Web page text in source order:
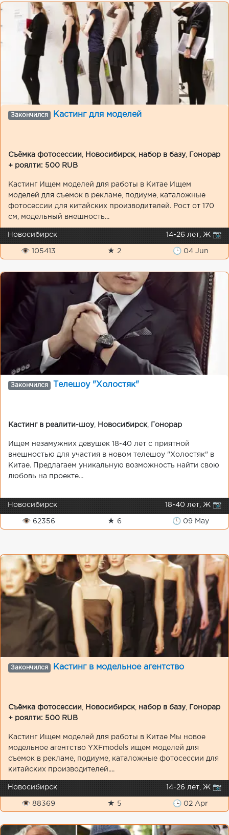
Закончился Кастинг для моделей
Съёмка фотосессии Новосибирск, набор в базу,
Гонорар
+ роялти: 500 RUB
Кастинг Ищем моделей для работы в Китае Ищем
моделей для съемок в рекламе, подиуме, каталожные
фотосессии для китайских производителей. Рост от 170
см, модельный внешность...
Новосибирск 14-26 лет, Ж 📷
👁 105413 ★ 2 🕒 04 Jun
Закончился Телешоу "Холостяк"
Кастинг в реалити-шоу, Новосибирск, Гонорар
Ищем незамужних девушек 18-40 лет с приятной
внешностью для участия в новом телешоу "Холостяк" в
Китае. Предлагаем уникальную возможность найти свою
любовь на проекте...
Новосибирск 18-40 лет, Ж 📷
👁 62356 ★ 6 🕒 09 May
Закончился Кастинг в модельное агентство
Съёмка фотосессии Новосибирск, набор в базу,
Гонорар
+ роялти: 500 RUB
Кастинг Ищем моделей для работы в Китае Мы новое
модельное агентство YXFmodels ищем моделей для
съемок в рекламе, подиуме, каталожные фотосессии для
китайских производителей....
Новосибирск 14-26 лет, Ж 📷
👁 88369 ★ 5 🕒 02 Apr